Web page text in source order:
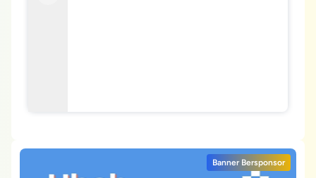
Banner Bersponsor